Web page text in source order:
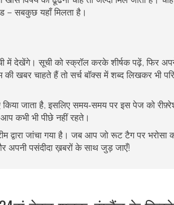
– सबकुछ यहाँ मिलता है।
देखेंगे। सूची को स्क्रॉल करके शीर्षक पढ़ें, फिर
खबर चाहते हैं तो सर्च बॉक्स में शब्द लिखकर भी
जाता है, इसलिए समय‑समय पर इस पेज को
कभी भी पीछे नहीं रहते।
द्वारा जांचा गया है। जब आप जो रूट टैग पर
अपनी पसंदीदा ख़बरों के साथ जुड़ जाएँ!